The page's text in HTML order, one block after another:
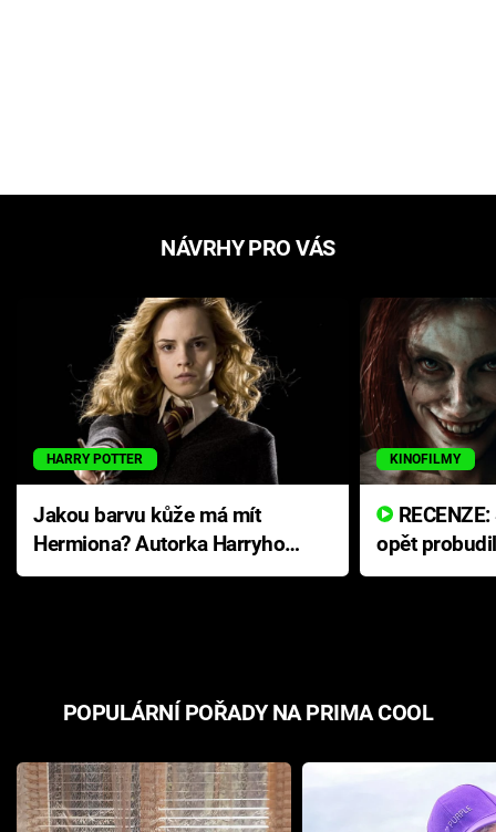
NÁVRHY PRO VÁS
HARRY POTTER
Jakou barvu kůže má mít
Hermiona? Autorka Harryho
Pottera přišla s ráznou
KINOFILMY
opět
přichází s
POPULÁRNÍ POŘADY NA PRIMA COOL